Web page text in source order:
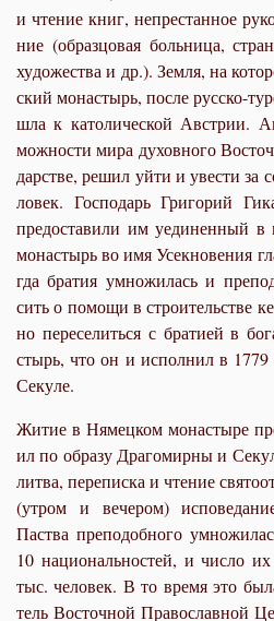
и чте­ние книг, непре­стан­ное
ние (об­раз­цо­вая боль­ни­ца,
ху­до­же­ства и др.). Зем­ля, на
ский мо­на­стырь, по­сле рус­ско-
шла к ка­то­ли­че­ской Ав­стрии.
мож­но­сти ми­ра ду­хов­но­го
дар­стве, ре­шил уй­ти и уве­сти
ло­век. Гос­по­дарь Гри­го­рий
предо­ста­ви­ли им уеди­нен­ный в
мо­на­стырь во имя Усек­но­ве­ния
гда бра­тия умно­жи­лась и
сить о по­мо­щи в стро­и­тель­стве
но пе­ре­се­лить­ся с бра­ти­ей в
стырь, что он и ис­пол­нил в 1779
Се­ку­ле.
Жи­тие в Ня­мец­ком мо­на­сты­ре
ил по об­ра­зу Дра­го­мир­ны и
лит­ва, пе­ре­пис­ка и чте­ние
(утром и ве­че­ром)
Паства пре­по­доб­но­го
10 на­цио­наль­но­стей, и чис­ло
тыс. че­ло­век. В то вре­мя это
тель Во­сточ­ной Пра­во­слав­ной